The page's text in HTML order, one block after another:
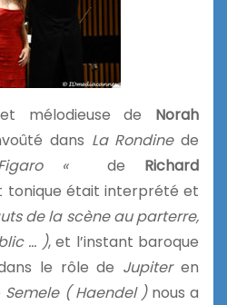
mélodieuse de Norah
dans La Rondinede
« de Richard
tonique était interprété et
de la scène au parterre,
… ), et l’instant baroque
le rôle de Jupiteren
Semele ( Haendel )nous a